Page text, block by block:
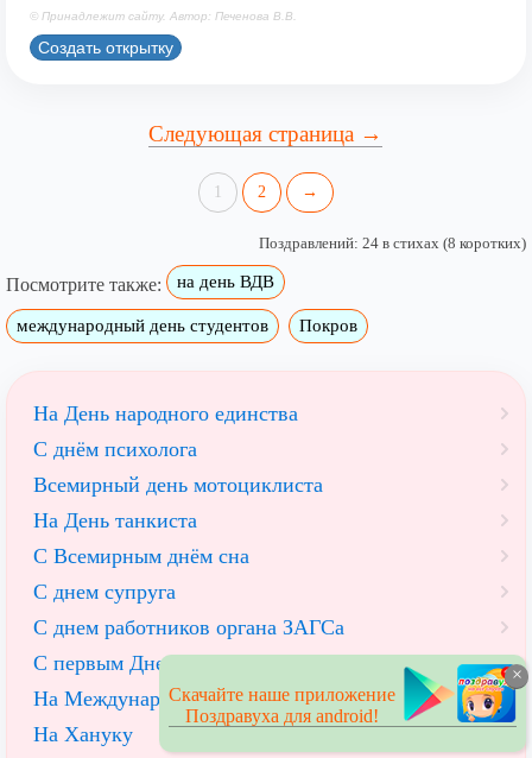
© Принадлежит сайту. Автор: Печенова В.В.
Создать открытку
Следующая страница →
1 2 →
Поздравлений: 24 в стихах (8 коротких)
Посмотрите также: на день ВДВ
международный день студентов Покров
На День народного единства
С днём психолога
Всемирный день мотоциклиста
На День танкиста
С Всемирным днём сна
С днем супруга
С днем работников органа ЗАГСа
С первым Днем зимы
На Международный день кино
На Хануку
×
Скачайте наше приложение
Поздравуха для android!